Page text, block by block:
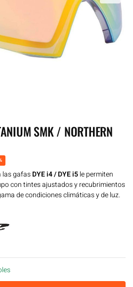
SMK / NORTHERN
las gafasDYE i4 / DYE i5le permiten
con tintes ajustados y recubrimientos
de condiciones climáticas y de luz.